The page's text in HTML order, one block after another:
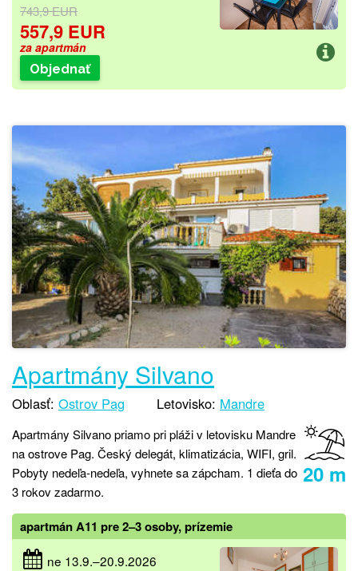
743,9 EUR
557,9 EUR
za apartmán
Objednať
Apartmány Silvano
Oblasť: Ostrov Pag Letovisko: Mandre
20 m
Apartmány Silvano priamo pri pláži v letovisku Mandre
na ostrove Pag. Český delegát, klimatizácia, WIFI, gril.
Pobyty nedeľa-nedeľa, vyhnete sa zápcham. 1 dieťa do
3 rokov zadarmo.
apartmán A11 pre 2–3 osoby, prízemie
ne 13.9.–20.9.2026